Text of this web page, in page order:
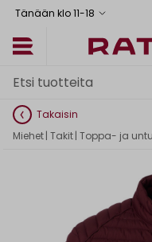
Tänään klo 11-18
Toimituskulut alk.
Ilmainen
Takaisin
Miehet| Takit| Toppa- ja